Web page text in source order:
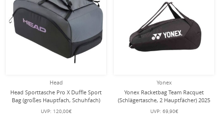
Head
Head Sporttasche Pro X Duffle Sport
Bag (großes Hauptfach, Schuhfach)
2025 schwarz/dunkelgrau
UVP: 120,00€
Yonex
Yonex Racketbag Team Racquet
(Schlägertasche, 2 Hauptfächer) 2025
schwarz 6er
UVP: 69,90€